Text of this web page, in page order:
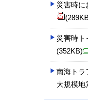
災害時に
災害時ト
(352KB)
南海トラ
大規模地